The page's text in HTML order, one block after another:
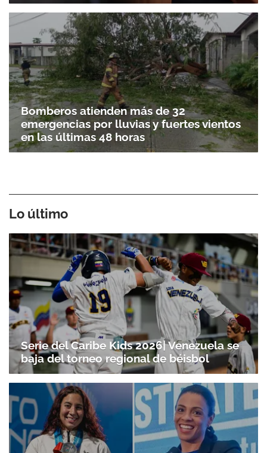
Bomberos atienden más de 32
emergencias por lluvias y fuertes vientos
en las últimas 48 horas
Lo último
Serie del Caribe Kids 2026| Venezuela se
baja del torneo regional de béisbol